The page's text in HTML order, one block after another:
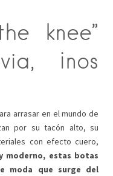
knee”
¡nos
arrasar en el mundo de
por su tacón alto, su
con efecto cuero,
moderno, estas botas
moda que surge del